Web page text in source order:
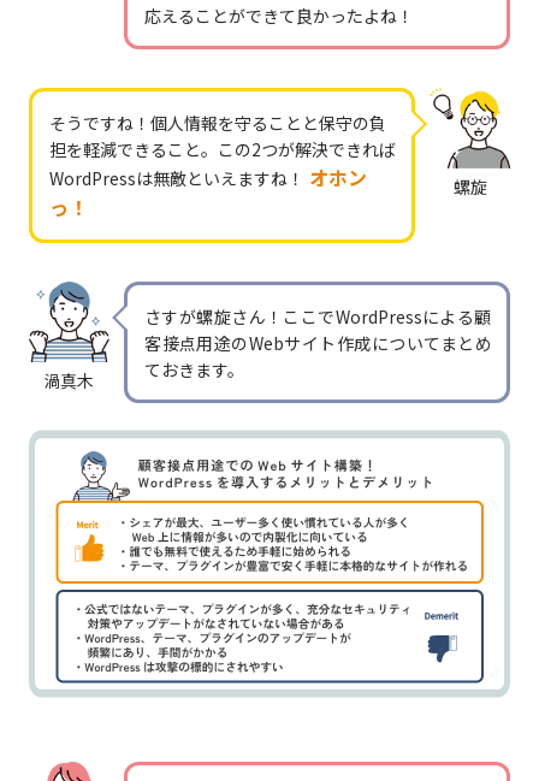
応えることができて良かったよね！
螺旋
そうですね！個人情報を守ることと保守の負
担を軽減できること。この2つが解決できれば
WordPressは無敵といえますね！ オホン
っ！
渦真木
さすが螺旋さん！ここでWordPressによる顧
客接点用途のWebサイト作成についてまとめ
ておきます。